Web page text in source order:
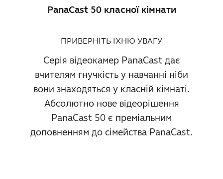
PanaCast 50 класної кімнати
ПРИВЕРНІТЬ ЇХНЮ УВАГУ
Серія відеокамер PanaCast дає
вчителям гнучкість у навчанні ніби
вони знаходяться у класній кімнаті.
Абсолютно нове відеорішення
PanaCast 50 є преміальним
доповненням до сімейства PanaCast.